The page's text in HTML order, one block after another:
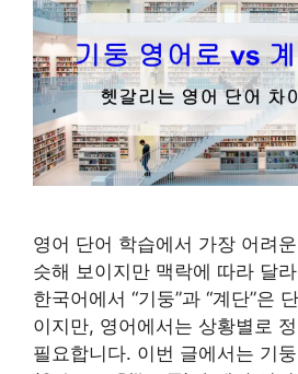
영어 단어 학습에서 가장 어려
슷해 보이지만 맥락에 따라 달
한국어에서 “기둥”과 “계단”은
이지만, 영어에서는 상황별로
필요합니다. 이번 글에서는 기